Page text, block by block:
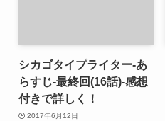
シカゴタイプライター-あ
らすじ-最終回(16話)-感想
付きで詳しく！
2017年6月12日